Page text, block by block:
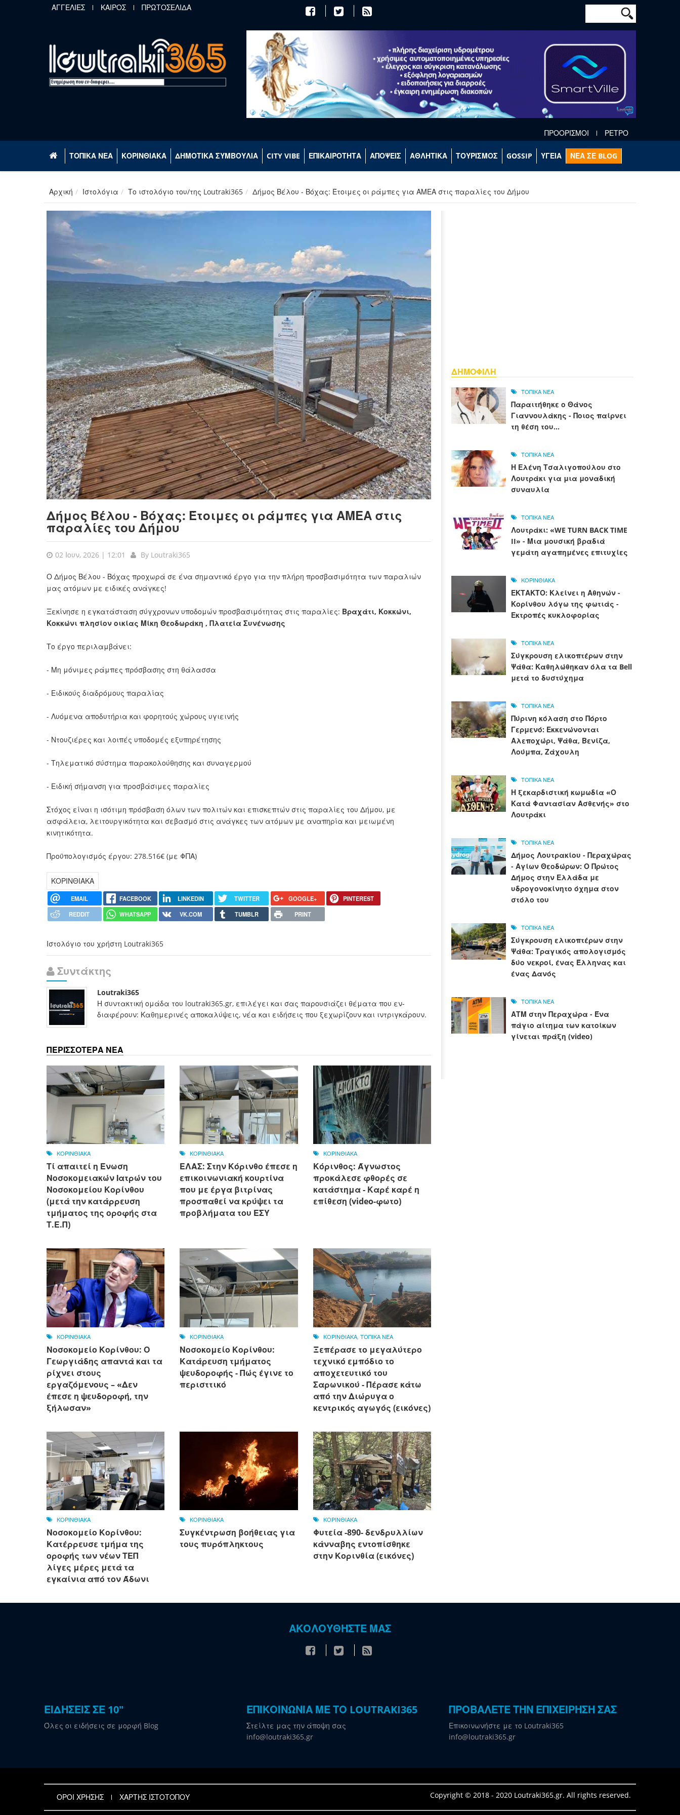
Παράκαμψη προς το κυρίως περιεχόμενο
ΑΓΓΕΛΙΕΣ ΚΑΙΡΟΣ ΠΡΩΤΟΣΕΛΙΔΑ Φόρμα
Αναζήτηση
ΠΡΟΟΡΙΣΜΟΙ ΡΕΤΡΟ
ΤΟΠΙΚΑ ΝΕΑ ΚΟΡΙΝΘΙΑΚΑ ΔΗΜΟΤΙΚΑ ΣΥΜΒΟΥΛΙΑ CITY VIBE ΕΠΙΚΑΙΡΟΤΗΤΑ ΑΠΟΨΕΙΣ ΑΘΛΗΤΙΚΑ ΤΟΥΡΙΣΜΟΣ GOSSIP ΥΓΕΙΑ ΝΕΑ ΣΕ BLOG
Αρχική Ιστολόγια Το ιστολόγιο του/της Loutraki365 Δήμος Βέλου - Βόχας: Έτοιμες οι ράμπες για ΑΜΕΑ στις παραλίες του Δήμου
Δήμος Βέλου - Βόχας: Έτοιμες οι ράμπες για ΑΜΕΑ στις
παραλίες του Δήμου
02 Ιουν, 2026 | 12:01 By Loutraki365
Ο Δήμος Βέλου - Βόχας προχωρά σε ένα σημαντικό έργο για την πλήρη προσβασιμότητα των παραλιών
μας ατόμων με ειδικές ανάγκες!
Ξεκίνησε η εγκατάσταση σύγχρονων υποδομών προσβασιμότητας στις παραλίες: Βραχάτι, Κοκκώνι,
Κοκκώνι πλησίον οικίας Μίκη Θεοδωράκη , Πλατεία Συνένωσης
Το έργο περιλαμβάνει:
- Μη μόνιμες ράμπες πρόσβασης στη θάλασσα
- Ειδικούς διαδρόμους παραλίας
- Λυόμενα αποδυτήρια και φορητούς χώρους υγιεινής
- Ντουζιέρες και λοιπές υποδομές εξυπηρέτησης
- Τηλεματικό σύστημα παρακολούθησης και συναγερμού
- Ειδική σήμανση για προσβάσιμες παραλίες
Στόχος είναι η ισότιμη πρόσβαση όλων των πολιτών και επισκεπτών στις παραλίες του Δήμου, με
ασφάλεια, λειτουργικότητα και σεβασμό στις ανάγκες των ατόμων με αναπηρία και μειωμένη
κινητικότητα.
Προϋπολογισμός έργου: 278.516€ (με ΦΠΑ)
ΚΟΡΙΝΘΙΑΚΑ
EMAIL FACEBOOK LINKEDIN TWITTER GOOGLE+
PINTEREST
REDDIT
WHATSAPP VK.COM TUMBLR PRINT
Ιστολόγιο του χρήστη Loutraki365
Συντάκτης
Loutraki365
Η συντακτική ομάδα του loutraki365.gr, επιλέγει και σας παρουσιάζει θέματα που εν-
διαφέρουν: Καθημερινές αποκαλύψεις, νέα και ειδήσεις που ξεχωρίζουν και ιντριγκάρουν.
ΠΕΡΙΣΣΟΤΕΡΑ ΝΕΑ
ΚΟΡΙΝΘΙΑΚΑ
Τί απαιτεί η Ένωση
Νοσοκομειακών Ιατρών του
Νοσοκομείου Κορίνθου
(μετά την κατάρρευση
τμήματος της οροφής στα
Τ.Ε.Π)
ΚΟΡΙΝΘΙΑΚΑ
ΕΛΑΣ: Στην Κόρινθο έπεσε η
επικοινωνιακή κουρτίνα
που με έργα βιτρίνας
προσπαθεί να κρύψει τα
προβλήματα του ΕΣΥ
ΚΟΡΙΝΘΙΑΚΑ
Κόρινθος: Άγνωστος
προκάλεσε φθορές σε
κατάστημα - Καρέ καρέ η
επίθεση (video-φωτο)
ΚΟΡΙΝΘΙΑΚΑ
Νοσοκομείο Κορίνθου: Ο
Γεωργιάδης απαντά και τα
ρίχνει στους
εργαζόμενους – «Δεν
έπεσε η ψευδοροφή, την
ξήλωσαν»
ΚΟΡΙΝΘΙΑΚΑ
Νοσοκομείο Κορίνθου:
Κατάρευση τμήματος
ψευδοροφής - Πώς έγινε το
περισττικό
ΚΟΡΙΝΘΙΑΚΑ, ΤΟΠΙΚΑ ΝΕΑ
Ξεπέρασε το μεγαλύτερο
τεχνικό εμπόδιο το
αποχετευτικό του
Σαρωνικού - Πέρασε κάτω
από την Διώρυγα ο
κεντρικός αγωγός (εικόνες)
ΚΟΡΙΝΘΙΑΚΑ
Νοσοκομείο Κορίνθου:
Κατέρρευσε τμήμα της
οροφής των νέων ΤΕΠ
λίγες μέρες μετά τα
εγκαίνια από τον Άδωνι
ΚΟΡΙΝΘΙΑΚΑ
Συγκέντρωση βοήθειας για
τους πυρόπληκτους
ΚΟΡΙΝΘΙΑΚΑ
Φυτεία -890- δενδρυλλίων
κάνναβης εντοπίσθηκε
στην Κορινθία (εικόνες)
ΔΗΜΟΦΙΛΗ
ΤΟΠΙΚΑ ΝΕΑ
Παραιτήθηκε ο Θάνος
Γιαννουλάκης - Ποιος παίρνει
τη θέση του...
ΤΟΠΙΚΑ ΝΕΑ
Η Ελένη Τσαλιγοπούλου στο
Λουτράκι για μια μοναδική
συναυλία
ΤΟΠΙΚΑ ΝΕΑ
Λουτράκι: «WE TURN BACK TIME
II» - Μια μουσική βραδιά
γεμάτη αγαπημένες επιτυχίες
ΚΟΡΙΝΘΙΑΚΑ
ΕΚΤΑΚΤΟ: Κλείνει η Αθηνών -
Κορίνθου λόγω της φωτιάς -
Εκτροπές κυκλοφορίας
ΤΟΠΙΚΑ ΝΕΑ
Σύγκρουση ελικοπτέρων στην
Ψάθα: Καθηλώθηκαν όλα τα Bell
μετά το δυστύχημα
ΤΟΠΙΚΑ ΝΕΑ
Πύρινη κόλαση στο Πόρτο
Γερμενό: Εκκενώνονται
Αλεποχώρι, Ψάθα, Βενίζα,
Λούμπα, Ζάχουλη
ΤΟΠΙΚΑ ΝΕΑ
Η ξεκαρδιστική κωμωδία «Ο
Κατά Φαντασίαν Ασθενής» στο
Λουτράκι
ΤΟΠΙΚΑ ΝΕΑ
Δήμος Λουτρακίου - Περαχώρας
- Αγίων Θεοδώρων: Ο Πρώτος
Δήμος στην Ελλάδα με
υδρογονοκίνητο όχημα στον
στόλο του
ΤΟΠΙΚΑ ΝΕΑ
Σύγκρουση ελικοπτέρων στην
Ψάθα: Τραγικός απολογισμός
δύο νεκροί, ένας Έλληνας και
ένας Δανός
ΤΟΠΙΚΑ ΝΕΑ
ΑΤΜ στην Περαχώρα - Ένα
πάγιο αίτημα των κατοίκων
γίνεται πράξη (video)
ΑΚΟΛΟΥΘΗΣΤΕ ΜΑΣ
ΕΙΔΗΣΕΙΣ ΣΕ 10"
Όλες οι ειδήσεις σε μορφή Blog
ΕΠΙΚΟΙΝΩΝΙΑ ΜΕ ΤΟ LOUTRAKI365
Στείλτε μας την άποψη σας
info@loutraki365.gr
ΠΡΟΒΑΛΕΤΕ ΤΗΝ ΕΠΙΧΕΙΡΗΣΗ ΣΑΣ
Επικοινωνήστε με το Loutraki365
info@loutraki365.gr
ΟΡΟΙ ΧΡΗΣΗΣ ΧΑΡΤΗΣ ΙΣΤΟΤΟΠΟΥ Copyright © 2018 - 2020 Loutraki365.gr. All rights reserved.